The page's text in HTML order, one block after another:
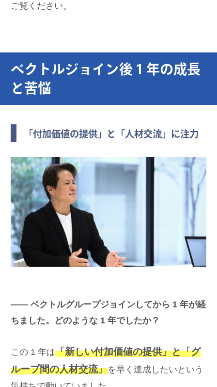
ご覧ください。
ベクトルジョイン後 1 年の成長
と苦悩
「付加価値の提供」と「人材交流」に注力
―― ベクトルグループジョインしてから 1 年が経
ちました。どのような 1 年でしたか？
この 1 年は「新しい付加価値の提供」と「グ
ループ間の人材交流」を早く達成したいという